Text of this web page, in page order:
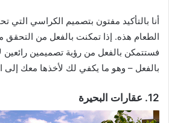
أنا بالتأكيد مفتون بتصميم الكراسي التي
فستتمكن بالفعل من رؤية تصميمين
بالفعل – وهو ما يكفي لك لأخذها معك إلى
12. عقارات البحيرة